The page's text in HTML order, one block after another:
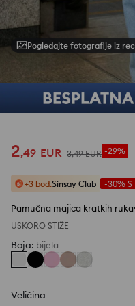
Pogledajte fotografije iz
2,49 EUR 3,49 EUR -29%
+3 bod.Sinsay Club -30% S
Pamučna majica kratkih
USKORO STIŽE
Boja: bijela
Veličina